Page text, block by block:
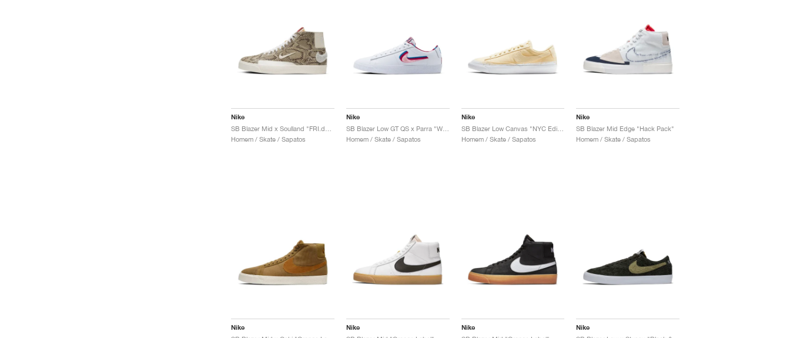
Nike
Homem / Skate / Sapatos
Nike
SB Blazer Low GT QS x Parra "White & Multi"
Homem / Skate / Sapatos
Nike
SB Blazer Low Canvas "NYC Editions: Procell"
Homem / Skate / Sapatos
Nike
SB Blazer Mid Edge "Hack Pack"
Homem / Skate / Sapatos
Nike Nike Nike Nike